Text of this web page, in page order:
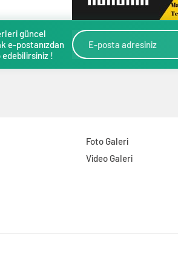
güncel
e-postanızdan
!
Foto Galeri
Video Galeri